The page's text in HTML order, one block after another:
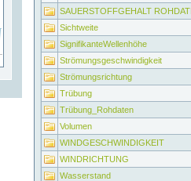
SAUERSTOFFGEHALT
Sichtweite
SignifikanteWellenhöhe
Strömungsgeschwindigkeit
Strömungsrichtung
Trübung
Trübung_Rohdaten
Volumen
WINDGESCHWINDIGKEIT
WINDRICHTUNG
Wasserstand